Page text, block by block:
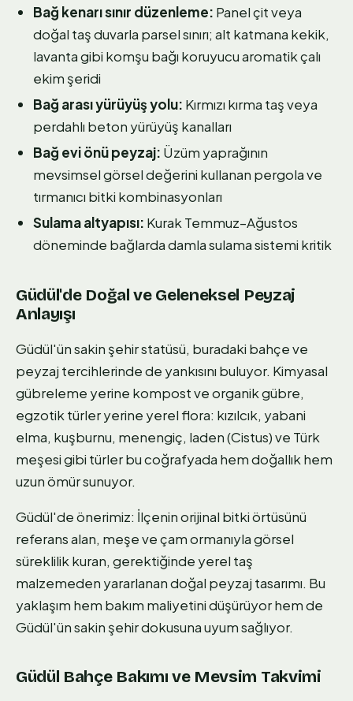
Bağ kenarı sınır düzenleme: Panel çit veya
doğal taş duvarla parsel sınırı; alt katmana kekik,
lavanta gibi komşu bağı koruyucu aromatik çalı
ekim şeridi
Bağ arası yürüyüş yolu: Kırmızı kırma taş veya
perdahlı beton yürüyüş kanalları
Bağ evi önü peyzaj: Üzüm yaprağının
mevsimsel görsel değerini kullanan pergola ve
tırmanıcı bitki kombinasyonları
Sulama altyapısı: Kurak Temmuz–Ağustos
döneminde bağlarda damla sulama sistemi kritik
Güdül'de Doğal ve Geleneksel Peyzaj
Anlayışı
Güdül'ün sakin şehir statüsü, buradaki bahçe ve
peyzaj tercihlerinde de yankısını buluyor. Kimyasal
gübreleme yerine kompost ve organik gübre,
egzotik türler yerine yerel flora: kızılcık, yabani
elma, kuşburnu, menengiç, laden (Cistus) ve Türk
meşesi gibi türler bu coğrafyada hem doğallık hem
uzun ömür sunuyor.
Güdül'de önerimiz: İlçenin orijinal bitki örtüsünü
referans alan, meşe ve çam ormanıyla görsel
süreklilik kuran, gerektiğinde yerel taş
malzemeden yararlanan doğal peyzaj tasarımı. Bu
yaklaşım hem bakım maliyetini düşürüyor hem de
Güdül'ün sakin şehir dokusuna uyum sağlıyor.
Güdül Bahçe Bakımı ve Mevsim Takvimi